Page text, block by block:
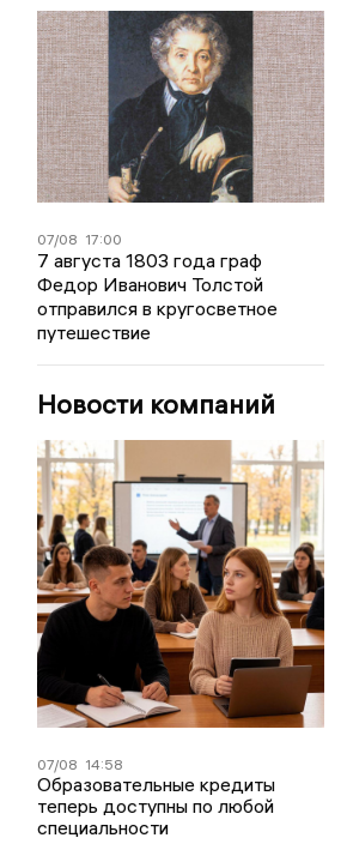
07/08 17:00
7 августа 1803 года граф
Федор Иванович Толстой
отправился в кругосветное
путешествие
Новости компаний
07/08 14:58
Образовательные кредиты
теперь доступны по любой
специальности